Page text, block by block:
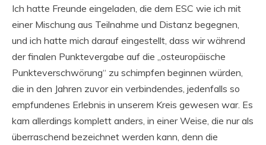
Ich hatte Freunde eingeladen, die dem ESC wie ich mit
einer Mischung aus Teilnahme und Distanz begegnen,
und ich hatte mich darauf eingestellt, dass wir während
der finalen Punktevergabe auf die „osteuropäische
Punkteverschwörung“ zu schimpfen beginnen würden,
die in den Jahren zuvor ein verbindendes, jedenfalls so
empfundenes Erlebnis in unserem Kreis gewesen war. Es
kam allerdings komplett anders, in einer Weise, die nur als
überraschend bezeichnet werden kann, denn die